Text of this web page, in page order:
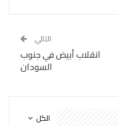
التالي
انقلاب أبيض في جنوب
السودان
الكل